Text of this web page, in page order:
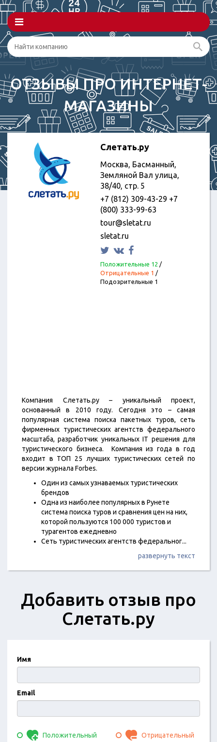
ОТЗЫВЫ ПРО ИНТЕРНЕТ-
МАГАЗИНЫ
Слетать.ру
Москва, Басманный,
Земляной Вал улица,
38/40, стр. 5
+7 (812) 309-43-29 +7
(800) 333-99-63
tour@sletat.ru
sletat.ru
Положительные 12 /
Отрицательные 1 /
Подозрительные 1
Компания Слетать.ру – уникальный проект,
основанный в 2010 году. Сегодня это – самая
популярная система поиска пакетных туров, сеть
фирменных туристических агентств федерального
масштаба, разработчик уникальных IT решения для
туристического бизнеса. Компания из года в год
входит в ТОП 25 лучших туристических сетей по
версии журнала Forbes.
Один из самых узнаваемых туристических
брендов
Одна из наиболее популярных в Рунете
система поиска туров и сравнения цен на них,
которой пользуются 100 000 туристов и
турагентов ежедневно
Сеть туристических агентств федеральног...
развернуть текст
Добавить отзыв про
Слетать.ру
Имя
Email
Положительный Отрицательный